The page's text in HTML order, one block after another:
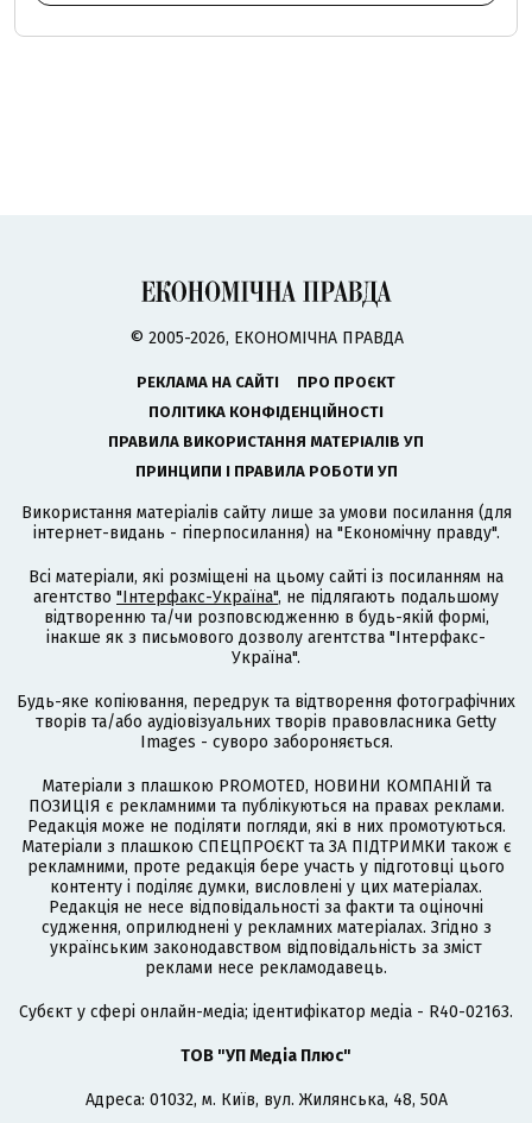
© 2005-2026, ЕКОНОМІЧНА ПРАВДА
РЕКЛАМА НА САЙТІ
ПРО ПРОЄКТ
ПОЛІТИКА КОНФІДЕНЦІЙНОСТІ
ПРАВИЛА ВИКОРИСТАННЯ МАТЕРІАЛІВ УП
ПРИНЦИПИ І ПРАВИЛА РОБОТИ УП
Використання матеріалів сайту лише за умови посилання (для
інтернет-видань - гіперпосилання) на "Економічну правду".
Всі матеріали, які розміщені на цьому сайті із посиланням на
агентство "Інтерфакс-Україна", не підлягають подальшому
відтворенню та/чи розповсюдженню в будь-якій формі,
інакше як з письмового дозволу агентства "Інтерфакс-
Україна".
Будь-яке копіювання, передрук та відтворення фотографічних
творів та/або аудіовізуальних творів правовласника Getty
Images - суворо забороняється.
Матеріали з плашкою PROMOTED, НОВИНИ КОМПАНІЙ та
ПОЗИЦІЯ є рекламними та публікуються на правах реклами.
Редакція може не поділяти погляди, які в них промотуються.
Матеріали з плашкою СПЕЦПРОЄКТ та ЗА ПІДТРИМКИ також є
рекламними, проте редакція бере участь у підготовці цього
контенту і поділяє думки, висловлені у цих матеріалах.
Редакція не несе відповідальності за факти та оціночні
судження, оприлюднені у рекламних матеріалах. Згідно з
українським законодавством відповідальність за зміст
реклами несе рекламодавець.
Cубєкт у сфері онлайн-медіа; ідентифікатор медіа - R40-02163.
ТОВ "УП Медіа Плюс"
Адреса: 01032, м. Київ, вул. Жилянська, 48, 50А